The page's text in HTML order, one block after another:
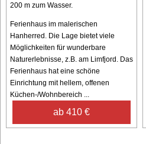
200 m zum Wasser.
Ferienhaus im malerischen
Hanherred. Die Lage bietet viele
Möglichkeiten für wunderbare
Naturerlebnisse, z.B. am Limfjord. Das
Ferienhaus hat eine schöne
Einrichtung mit hellem, offenen
Küchen-/Wohnbereich ...
ab 410 €